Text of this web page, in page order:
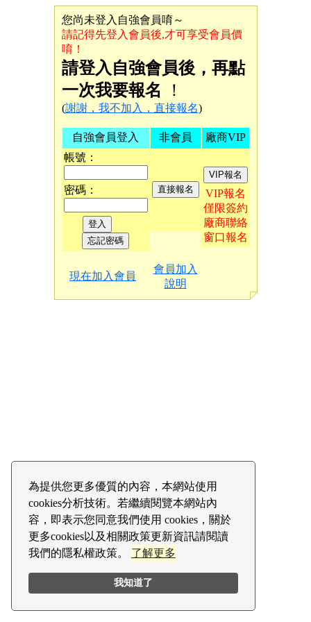
為提供您更多優質的內容，本網站使用
cookies分析技術。若繼續閱覽本網站內
容，即表示您同意我們使用 cookies，關於
更多cookies以及相關政策更新資訊請閱讀
我們的隱私權政策。 了解更多
我知道了
您尚未登入自強會員唷～
請記得先登入會員後,才可享受會員價
唷！
請登入自強會員後，再點
一次我要報名 ！
(謝謝，我不加入，直接報名)
自強會員登入
帳號：
密碼：
非會員 廠商VIP
VIP報名
僅限簽約
廠商聯絡
窗口報名
現在加入會員
會員加入
說明